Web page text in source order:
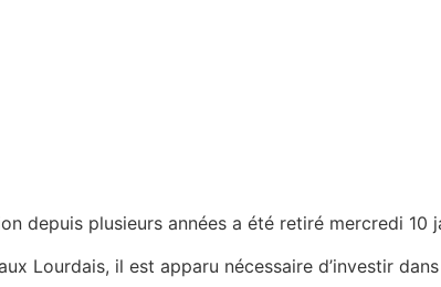
depuis plusieurs années a été retiré mercredi 10
Lourdais, il est apparu nécessaire d’investir dans